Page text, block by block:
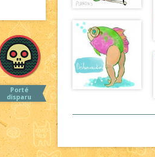
Porté
disparu